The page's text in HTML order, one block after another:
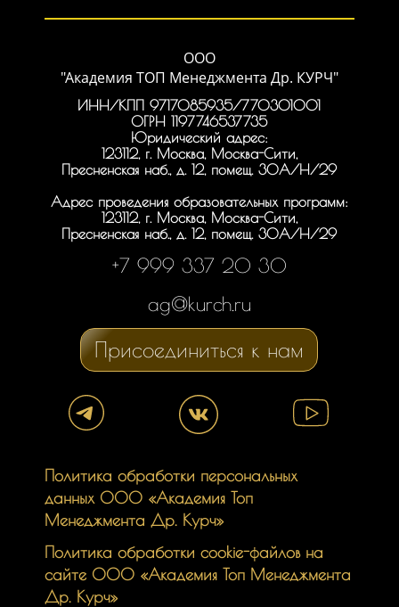
ООО
"Академия ТОП Менеджмента Др. КУРЧ"
ИНН/КПП 9717085935/770301001
ОГРН 1197746537735
Юридический адрес:
123112, г. Москва, Москва-Сити,
Пресненская наб., д. 12, помещ. 30А/Н/29
Адрес проведения образовательных программ:
123112, г. Москва, Москва-Сити,
Пресненская наб., д. 12, помещ. 30А/Н/29
+7 999 337 20 30
ag@kurch.ru
Присоединиться к нам
Политика обработки персональных
данных ООО «Академия Топ
Менеджмента Др. Курч»
Политика обработки cookie-файлов на
сайте ООО «Академия Топ Менеджмента
Др. Курч»